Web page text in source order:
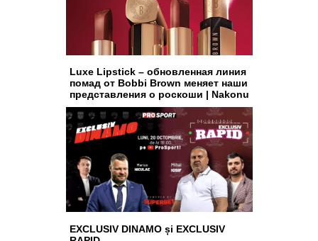
Luxe Lipstick – обновленная линия
помад от Bobbi Brown меняет наши
представления о роскоши | Nakonu
EXCLUSIV DINAMO și EXCLUSIV